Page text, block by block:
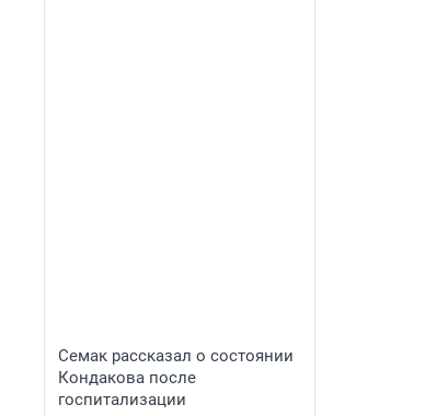
Семак рассказал о состоянии
Кондакова после
госпитализации